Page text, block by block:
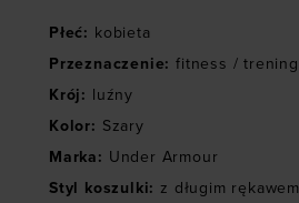
Płeć: kobieta
Przeznaczenie: fitness / trening
Krój: luźny
Kolor: Szary
Marka: Under Armour
Styl koszulki: z długim rękawem